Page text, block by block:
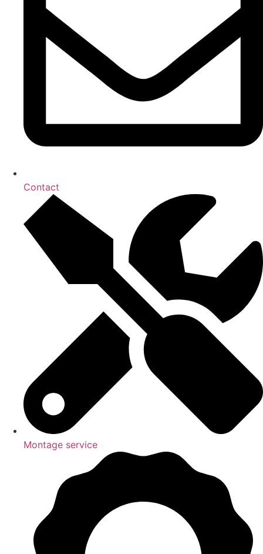
Contact
Montage service